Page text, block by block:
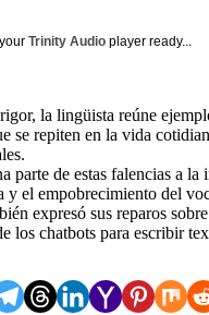
Trinity Audio player ready...
la lingüista reúne
se repiten en la vida
parte de estas falencias a la
y el empobrecimiento del
expresó sus reparos
los chatbots para escribir